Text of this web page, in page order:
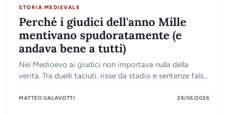
STORIA MEDIEVALE
Perché i giudici dell'anno Mille
mentivano spudoratamente (e
andava bene a tutti)
Nel Medioevo ai giudici non importava nulla della
verità. Tra duelli taciuti, risse da stadio e sentenze false,
MATTEO GALAVOTTI 29/06/2026